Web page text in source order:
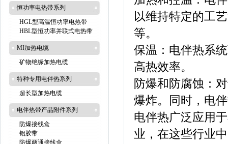
以维持特定的工
等。
保温：电伴热系
高热效率。
防爆和防腐蚀：
爆炸。同时，电
电伴热广泛应用
业，在这些行业
恒功率电热带系列
HGL型高温恒功率电热带
HBL型恒功率并联式电热带
MI加热电缆
矿物绝缘加热电缆
特种专用电伴热系列
超长型加热电缆
电伴热带产品附件系列
防爆接线盒
铝胶带
防爆两通接线盒